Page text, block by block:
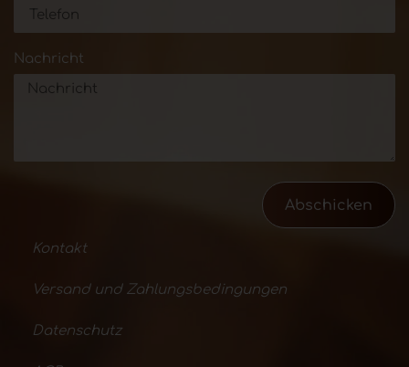
Nachricht
Abschicken
Kontakt
Versand und Zahlungsbedingungen
Datenschutz